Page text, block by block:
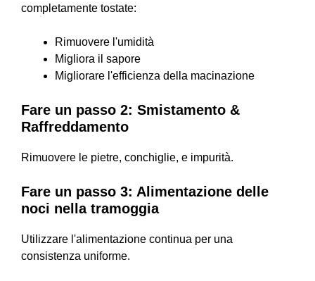
completamente tostate:
Rimuovere l'umidità
Migliora il sapore
Migliorare l'efficienza della macinazione
Fare un passo 2: Smistamento &
Raffreddamento
Rimuovere le pietre, conchiglie, e impurità.
Fare un passo 3: Alimentazione delle
noci nella tramoggia
Utilizzare l'alimentazione continua per una
consistenza uniforme.